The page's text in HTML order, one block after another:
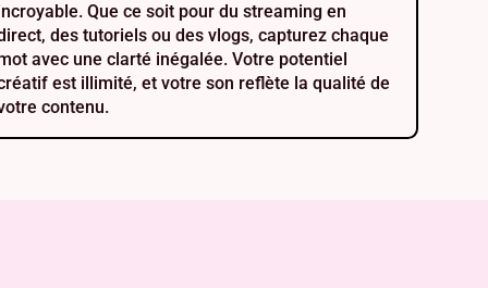
Que ce soit pour du streaming en
des tutoriels ou des vlogs, capturez chaque
avec une clarté inégalée. Votre potentiel
est illimité, et votre son reflète la qualité de
contenu.